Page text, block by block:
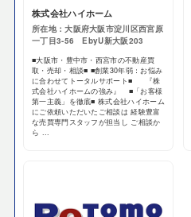
株式会社ハイホーム
所在地：大阪府大阪市淀川区西宮原
一丁目3-56 EbyU新大阪203
■大阪市・豊中市・西宮市の不動産買
取・売却・相談■ ■創業30年弱：お悩み
に合わせてトータルサポート■ 『株
式会社ハイホームの強み』 ■「お客様
第一主義」を徹底■ 株式会社ハイホーム
にご依頼いただいたご相談は 経験豊富
な売買専門スタッフが担当し ご相談か
ら ...